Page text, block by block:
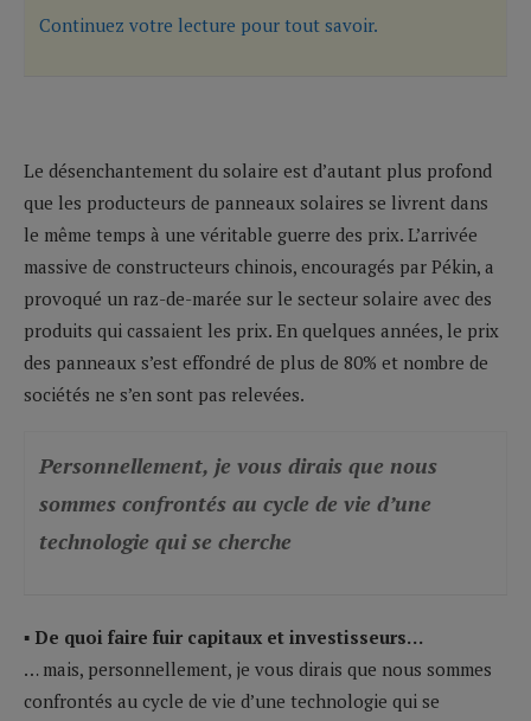
Continuez votre lecture pour tout savoir.
Le désenchantement du solaire est d’autant plus profond
que les producteurs de panneaux solaires se livrent dans
le même temps à une véritable guerre des prix. L’arrivée
massive de constructeurs chinois, encouragés par Pékin, a
provoqué un raz-de-marée sur le secteur solaire avec des
produits qui cassaient les prix. En quelques années, le prix
des panneaux s’est effondré de plus de 80% et nombre de
sociétés ne s’en sont pas relevées.
Personnellement, je vous dirais que nous
sommes confrontés au cycle de vie d’une
technologie qui se cherche
▪ De quoi faire fuir capitaux et investisseurs…
… mais, personnellement, je vous dirais que nous sommes
confrontés au cycle de vie d’une technologie qui se